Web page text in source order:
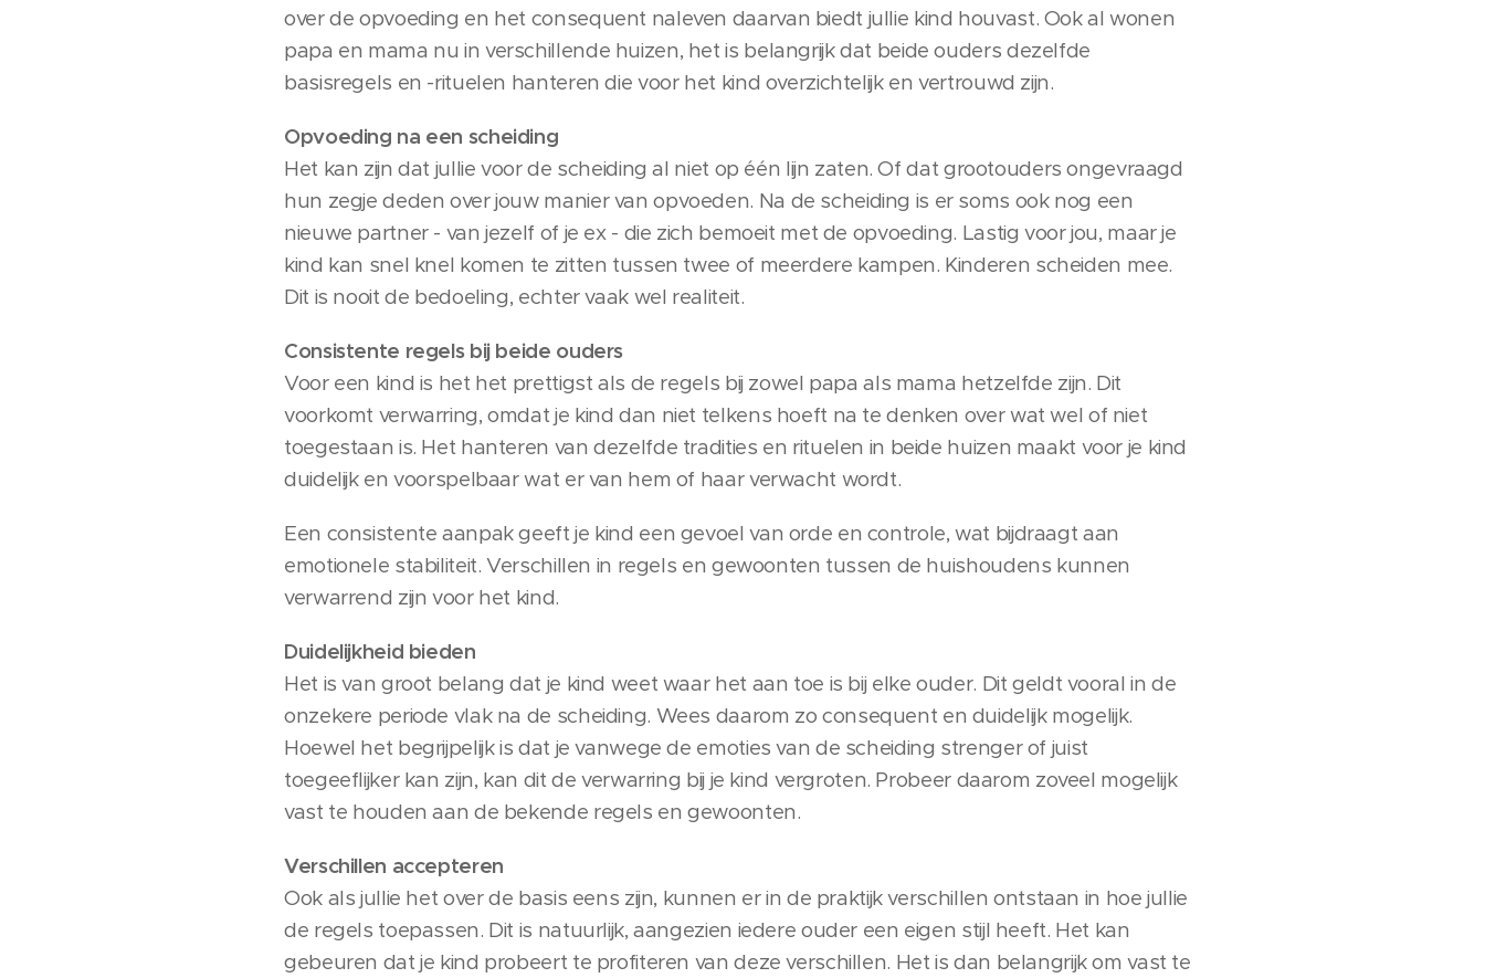
over de opvoeding en het consequent naleven daarvan biedt jullie kind houvast. Ook al wonen
papa en mama nu in verschillende huizen, het is belangrijk dat beide ouders dezelfde
basisregels en -rituelen hanteren die voor het kind overzichtelijk en vertrouwd zijn.
Opvoeding na een scheiding
Het kan zijn dat jullie voor de scheiding al niet op één lijn zaten. Of dat grootouders ongevraagd
hun zegje deden over jouw manier van opvoeden. Na de scheiding is er soms ook nog een
nieuwe partner - van jezelf of je ex - die zich bemoeit met de opvoeding. Lastig voor jou, maar je
kind kan snel knel komen te zitten tussen twee of meerdere kampen. Kinderen scheiden mee.
Dit is nooit de bedoeling, echter vaak wel realiteit.
Consistente regels bij beide ouders
Voor een kind is het het prettigst als de regels bij zowel papa als mama hetzelfde zijn. Dit
voorkomt verwarring, omdat je kind dan niet telkens hoeft na te denken over wat wel of niet
toegestaan is. Het hanteren van dezelfde tradities en rituelen in beide huizen maakt voor je kind
duidelijk en voorspelbaar wat er van hem of haar verwacht wordt.
Een consistente aanpak geeft je kind een gevoel van orde en controle, wat bijdraagt aan
emotionele stabiliteit. Verschillen in regels en gewoonten tussen de huishoudens kunnen
verwarrend zijn voor het kind.
Duidelijkheid bieden
Het is van groot belang dat je kind weet waar het aan toe is bij elke ouder. Dit geldt vooral in de
onzekere periode vlak na de scheiding. Wees daarom zo consequent en duidelijk mogelijk.
Hoewel het begrijpelijk is dat je vanwege de emoties van de scheiding strenger of juist
toegeeflijker kan zijn, kan dit de verwarring bij je kind vergroten. Probeer daarom zoveel mogelijk
vast te houden aan de bekende regels en gewoonten.
Verschillen accepteren
Ook als jullie het over de basis eens zijn, kunnen er in de praktijk verschillen ontstaan in hoe jullie
de regels toepassen. Dit is natuurlijk, aangezien iedere ouder een eigen stijl heeft. Het kan
gebeuren dat je kind probeert te profiteren van deze verschillen. Het is dan belangrijk om vast te